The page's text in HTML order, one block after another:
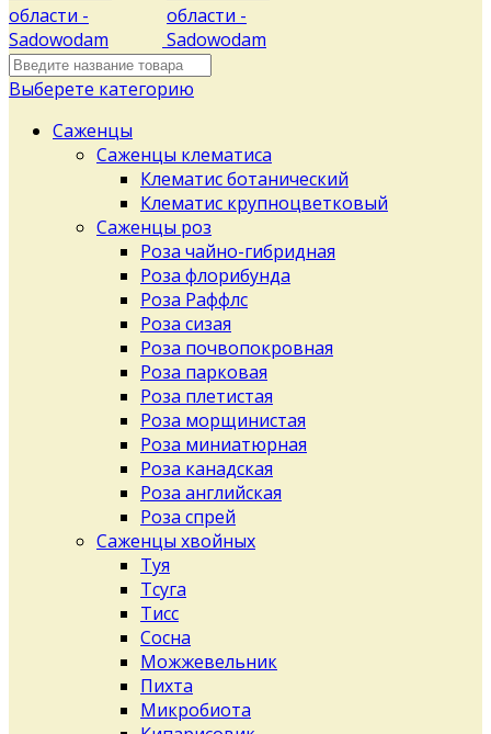
Выберете категорию
Саженцы
Саженцы клематиса
Клематис ботанический
Клематис крупноцветковый
Саженцы роз
Роза чайно-гибридная
Роза флорибунда
Роза Раффлс
Роза сизая
Роза почвопокровная
Роза парковая
Роза плетистая
Роза морщинистая
Роза миниатюрная
Роза канадская
Роза английская
Роза спрей
Саженцы хвойных
Туя
Тсуга
Тисс
Сосна
Можжевельник
Пихта
Микробиота